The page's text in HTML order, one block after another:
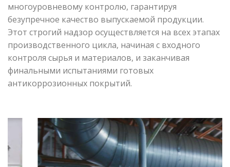
многоуровневому контролю, гарантируя
безупречное качество выпускаемой продукции.
Этот строгий надзор осуществляется на всех этапах
производственного цикла, начиная с входного
контроля сырья и материалов, и заканчивая
финальными испытаниями готовых
антикоррозионных покрытий.